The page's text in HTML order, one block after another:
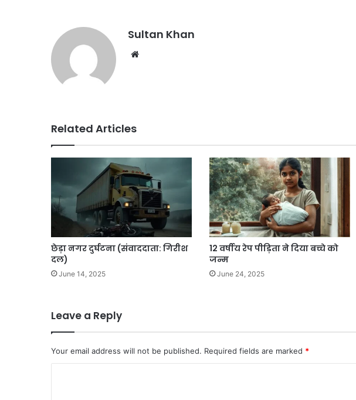
Sultan Khan
Related Articles
छेड़ा नगर दुर्घटना (संवाददाता: गिरीश
दल)
June 14, 2025
12 वर्षीय रेप पीड़िता ने दिया बच्चे को
जन्म
June 24, 2025
Leave a Reply
Your email address will not be published. Required fields are marked *